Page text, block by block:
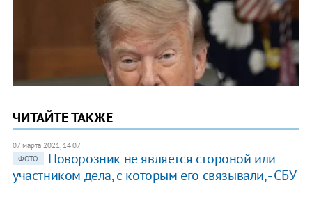
ЧИТАЙТЕ ТАКЖЕ
07 марта 2021, 14:07
ФОТО
Поворозник не является стороной или
участником дела, с которым его связывали, - СБУ